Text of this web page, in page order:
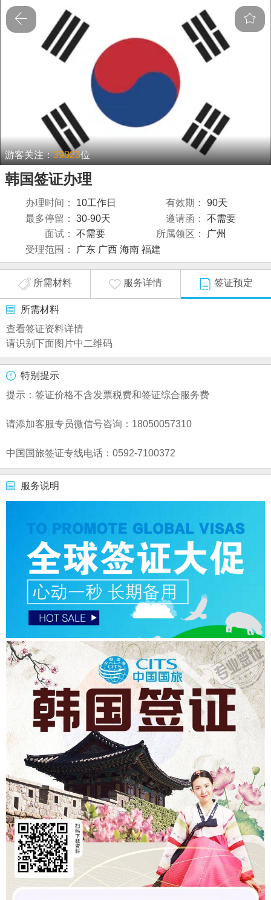
游客关注：39823位
韩国签证办理
办理时间： 10工作日 有效期：
90天
最多停留：
30-90天 邀请函：
不需要
面试：
不需要 所属领区：
广州
受理范围：
广东 广西 海南 福建
所需材料 服务详情 签证预定
所需材料
查看签证资料详情
请识别下面图片中二维码
特别提示
提示：签证价格不含发票税费和签证综合服务费
请添加客服专员微信号咨询：18050057310
中国国旅签证专线电话：0592-7100372
服务说明